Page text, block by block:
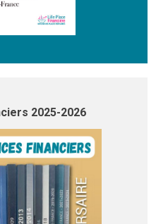
2025-2026